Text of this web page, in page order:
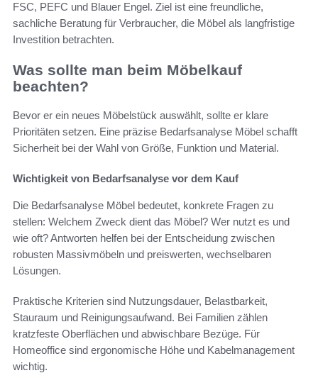
FSC, PEFC und Blauer Engel. Ziel ist eine freundliche,
sachliche Beratung für Verbraucher, die Möbel als langfristige
Investition betrachten.
Was sollte man beim Möbelkauf
beachten?
Bevor er ein neues Möbelstück auswählt, sollte er klare
Prioritäten setzen. Eine präzise Bedarfsanalyse Möbel schafft
Sicherheit bei der Wahl von Größe, Funktion und Material.
Wichtigkeit von Bedarfsanalyse vor dem Kauf
Die Bedarfsanalyse Möbel bedeutet, konkrete Fragen zu
stellen: Welchem Zweck dient das Möbel? Wer nutzt es und
wie oft? Antworten helfen bei der Entscheidung zwischen
robusten Massivmöbeln und preiswerten, wechselbaren
Lösungen.
Praktische Kriterien sind Nutzungsdauer, Belastbarkeit,
Stauraum und Reinigungsaufwand. Bei Familien zählen
kratzfeste Oberflächen und abwischbare Bezüge. Für
Homeoffice sind ergonomische Höhe und Kabelmanagement
wichtig.